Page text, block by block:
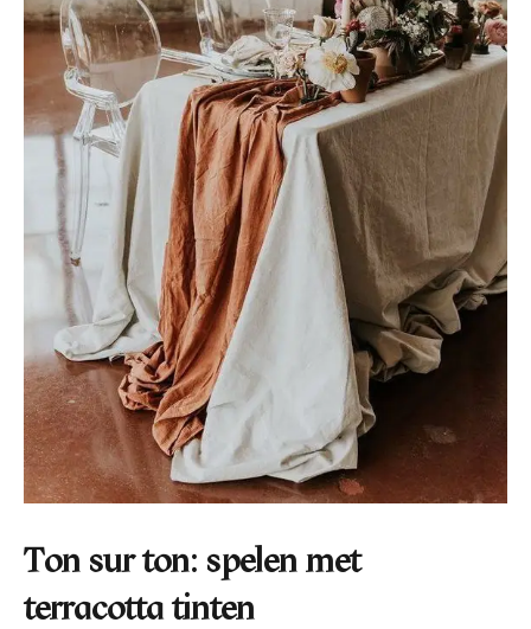
Ton sur ton: spelen met
terracotta tinten